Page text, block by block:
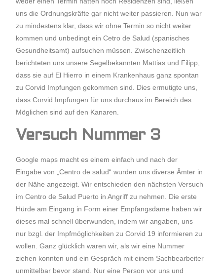
uns die Ordnungskräfte gar nicht weiter passieren. Nun war
zu mindestens klar, dass wir ohne Termin so nicht weiter
kommen und unbedingt ein Cetro de Salud (spanisches
Gesundheitsamt) aufsuchen müssen. Zwischenzeitlich
berichteten uns unsere Segelbekannten Mattias und Filipp,
dass sie auf El Hierro in einem Krankenhaus ganz spontan
zu Corvid Impfungen gekommen sind. Dies ermutigte uns,
dass Corvid Impfungen für uns durchaus im Bereich des
Möglichen sind auf den Kanaren.
Versuch Nummer 3
Google maps macht es einem einfach und nach der
Eingabe von „Centro de salud“ wurden uns diverse Ämter in
der Nähe angezeigt. Wir entschieden den nächsten Versuch
im Centro de Salud Puerto in Angriff zu nehmen. Die erste
Hürde am Eingang in Form einer Empfangsdame haben wir
dieses mal schnell überwunden, indem wir angaben, uns
nur bzgl. der Impfmöglichkeiten zu Corvid 19 informieren zu
wollen. Ganz glücklich waren wir, als wir eine Nummer
ziehen konnten und ein Gespräch mit einem Sachbearbeiter
unmittelbar bevor stand. Nur eine Person vor uns und